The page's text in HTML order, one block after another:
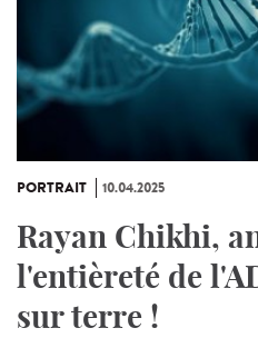
PORTRAIT 10.04.2025
Rayan Chikhi,
l'entièreté de
sur terre !